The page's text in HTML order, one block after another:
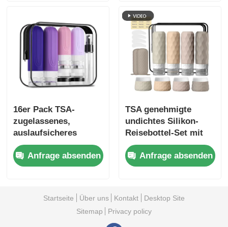
16er Pack TSA-
zugelassenes,
auslaufsicheres
Reiseflaschen-Set
aus Silikon mit
Weithalsdesign
Anfrage absenden
TSA genehmigte
undichtes Silikon-
Reisebottel-Set mit
breitem Munddesign
für einfaches
Nachfüllen
Anfrage absenden
Startseite Über uns Kontakt
Desktop Site
Sitemap
Privacy policy